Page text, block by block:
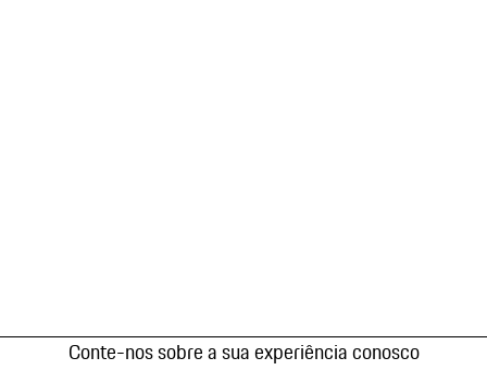
Conte-nos sobre a sua experiência conosco